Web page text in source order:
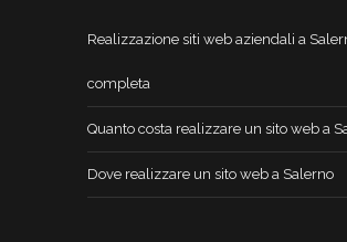
Realizzazione siti web aziendali a
completa
Quanto costa realizzare un sito web a
Dove realizzare un sito web a Salerno